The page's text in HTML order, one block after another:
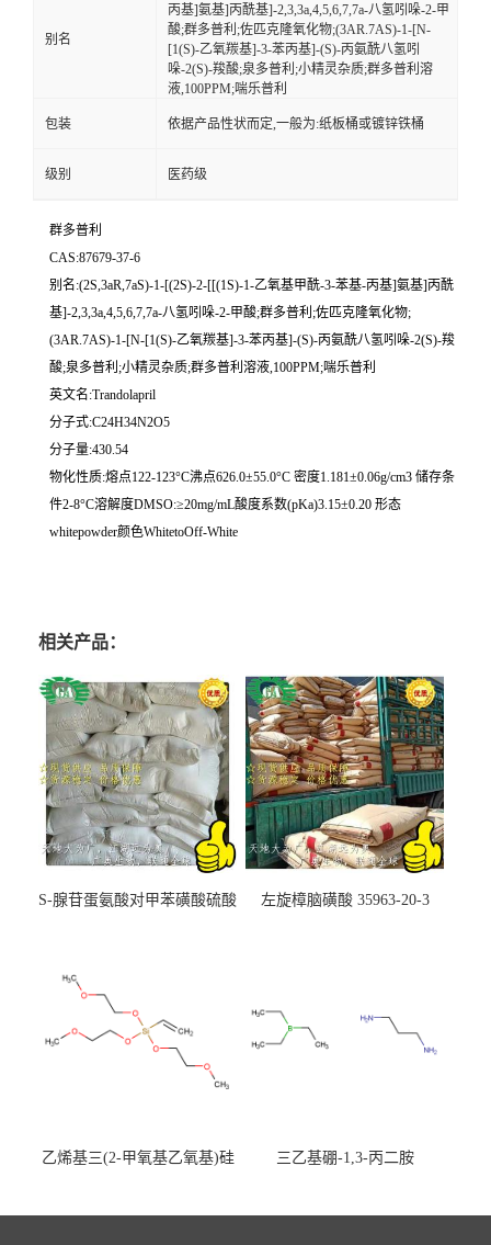
别名
丙基]氨基]丙酰基]-2,3,3a,4,5,6,7,7a-八氢吲哚-2-甲
酸;群多普利;佐匹克隆氧化物;(3ΑR.7ΑS)-1-[N-
[1(S)-乙氧羰基]-3-苯丙基]-(S)-丙氨酰八氢吲
哚-2(S)-羧酸;泉多普利;小精灵杂质;群多普利溶
液,100PPM;喘乐普利
包装 依据产品性状而定,一般为:纸板桶或镀锌铁桶
级别 医药级
群多普利
CAS:87679-37-6
别名:(2S,3aR,7aS)-1-[(2S)-2-[[(1S)-1-乙氧基甲酰-3-苯基-丙基]氨基]丙酰
基]-2,3,3a,4,5,6,7,7a-八氢吲哚-2-甲酸;群多普利;佐匹克隆氧化物;
(3ΑR.7ΑS)-1-[N-[1(S)-乙氧羰基]-3-苯丙基]-(S)-丙氨酰八氢吲哚-2(S)-羧
酸;泉多普利;小精灵杂质;群多普利溶液,100PPM;喘乐普利
英文名:Trandolapril
分子式:C24H34N2O5
分子量:430.54
物化性质:熔点122-123°C沸点626.0±55.0°C 密度1.181±0.06g/cm3 储存条
件2-8°C溶解度DMSO:≥20mg/mL酸度系数(pKa)3.15±0.20 形态
whitepowder颜色WhitetoOff-White
相关产品：
S-腺苷蛋氨酸对甲苯磺酸硫酸
左旋樟脑磺酸 35963-20-3
乙烯基三(2-甲氧基乙氧基)硅
三乙基硼-1,3-丙二胺